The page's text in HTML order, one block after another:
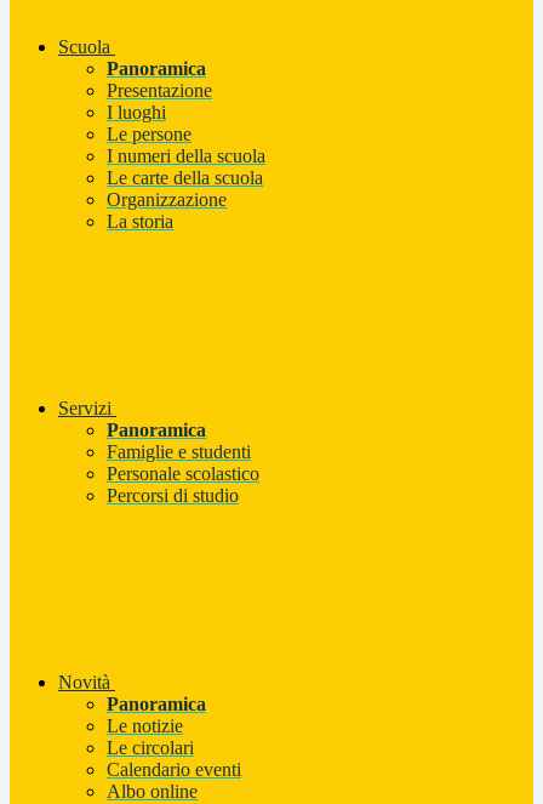
Scuola
Panoramica
Presentazione
I luoghi
Le persone
I numeri della scuola
Le carte della scuola
Organizzazione
La storia
Servizi
Panoramica
Famiglie e studenti
Personale scolastico
Percorsi di studio
Novità
Panoramica
Le notizie
Le circolari
Calendario eventi
Albo online